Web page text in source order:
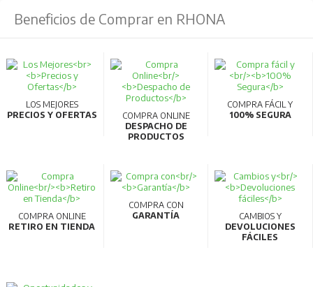
Beneficios de Comprar en RHONA
LOS MEJORES
PRECIOS Y OFERTAS
COMPRA ONLINE
DESPACHO DE
PRODUCTOS
COMPRA FÁCIL Y
100% SEGURA
COMPRA ONLINE
RETIRO EN TIENDA
COMPRA CON
GARANTÍA
CAMBIOS Y
DEVOLUCIONES
FÁCILES